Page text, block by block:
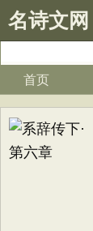
名诗文网
首页